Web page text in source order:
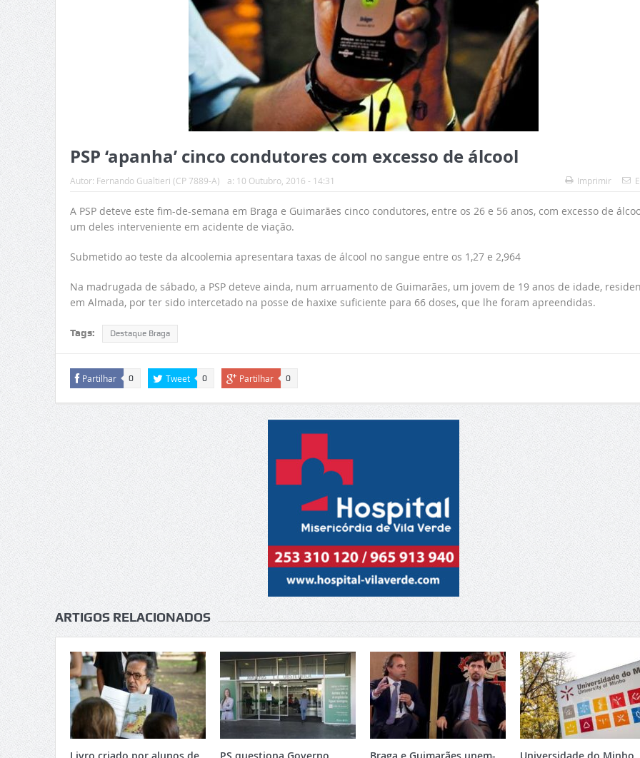
PSP ‘apanha’ cinco condutores com excesso de álcool
Autor: Fernando Gualtieri (CP 7889-A) a: 10 Outubro, 2016 - 14:31 Imprimir
A PSP deteve este fim-de-semana em Braga e Guimarães cinco condutores, entre os 26 e 56 anos, com excesso de
um deles interveniente em acidente de viação.
Submetido ao teste da alcoolemia apresentara taxas de álcool no sangue entre os 1,27 e 2,964
Na madrugada de sábado, a PSP deteve ainda, num arruamento de Guimarães, um jovem de 19 anos de idade,
em Almada, por ter sido intercetado na posse de haxixe suficiente para 66 doses, que lhe foram apreendidas.
Tags: Destaque Braga
Partilhar 0 Tweet 0 Partilhar 0
ARTIGOS RELACIONADOS